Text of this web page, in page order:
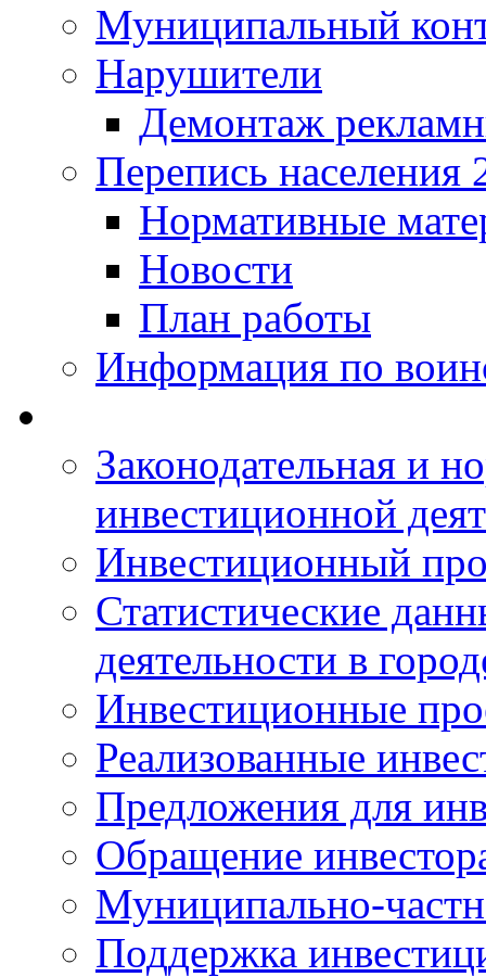
Муниципальный
Нарушители
Демонтаж
Перепись населения
Нормативные
Новости
План работы
Информация по
Законодательная и
инвестиционной
Инвестиционный
Статистические
деятельности в
Инвестиционные
Реализованные
Предложения для
Обращение
Муниципально-
Поддержка